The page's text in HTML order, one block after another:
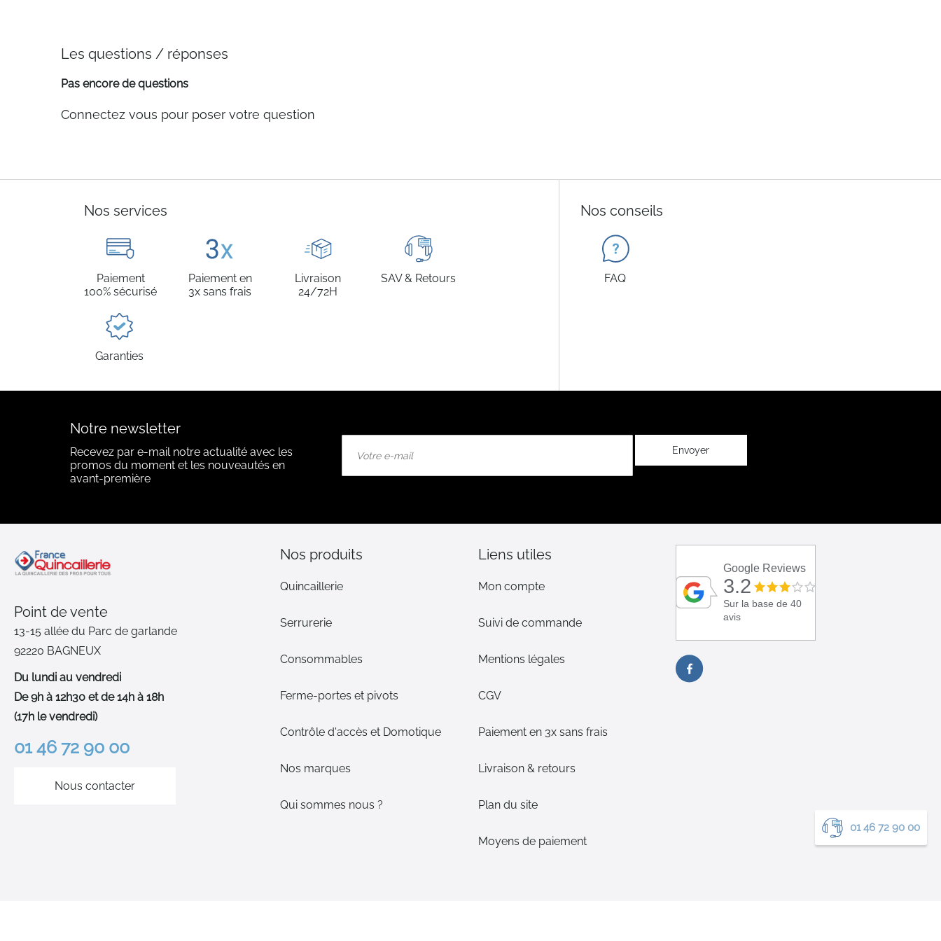
Les questions / réponses
Pas encore de questions
Connectez vous pour poser votre question
01 46 72 90 00
Nos services
Paiement
100% sécurisé
Paiement en
3x sans frais
Livraison
24/72H
SAV & Retours
Garanties
Nos conseils
FAQ
Notre newsletter
Recevez par e-mail notre actualité avec les
promos du moment et les nouveautés en
avant-première
notre
:
Envoyer
Point de vente
13-15 allée du Parc de garlande
92220 BAGNEUX
Du lundi au vendredi
De 9h à 12h30 et de 14h à 18h
(17h le vendredi)
01 46 72 90 00
Nous contacter
Nos produits
Quincaillerie
Serrurerie
Consommables
Ferme-portes et pivots
Contrôle d'accès et Domotique
Nos marques
Qui sommes nous ?
Liens utiles
Mon compte
Suivi de commande
Mentions légales
CGV
Paiement en 3x sans frais
Livraison & retours
Plan du site
Moyens de paiement
Google Reviews
3.2
Sur la base de 40
avis